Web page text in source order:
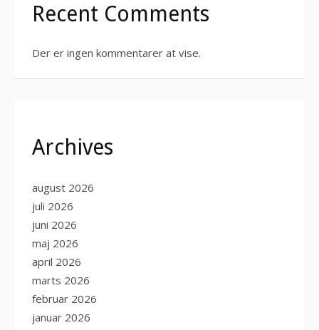
Recent Comments
Der er ingen kommentarer at vise.
Archives
august 2026
juli 2026
juni 2026
maj 2026
april 2026
marts 2026
februar 2026
januar 2026